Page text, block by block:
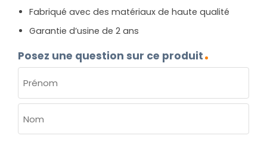
Fabriqué avec des matériaux de haute qualité
Garantie d’usine de 2 ans
Posez une question sur ce produit
(NÉCESSAIRE)
Prénom